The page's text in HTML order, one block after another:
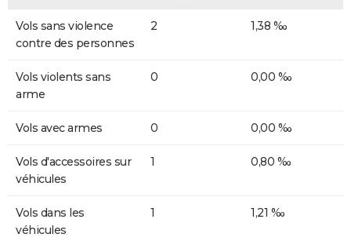
Vols sans violence
contre des personnes
2 1,38 ‰
Vols violents sans
arme
0 0,00 ‰
Vols avec armes 0 0,00 ‰
Vols d'accessoires sur
véhicules
1 0,80 ‰
Vols dans les
véhicules
1 1,21 ‰